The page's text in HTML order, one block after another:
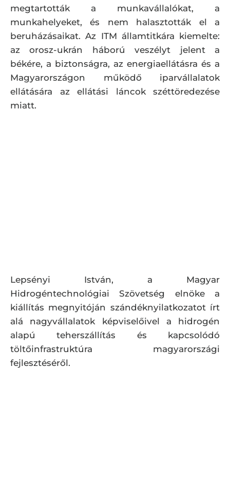
megtartották a munkavállalókat, a
munkahelyeket, és nem halasztották el a
beruházásaikat. Az ITM államtitkára kiemelte:
az orosz-ukrán háború veszélyt jelent a
békére, a biztonságra, az energiaellátásra és a
Magyarországon működő iparvállalatok
ellátására az ellátási láncok széttöredezése
miatt.
Lepsényi István, a Magyar
Hidrogéntechnológiai Szövetség elnöke a
kiállítás megnyitóján szándéknyilatkozatot írt
alá nagyvállalatok képviselőivel a hidrogén
alapú teherszállítás és kapcsolódó
töltőinfrastruktúra magyarországi
fejlesztéséről.